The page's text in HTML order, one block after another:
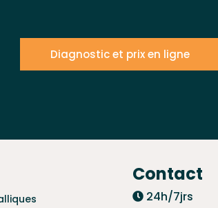
Diagnostic et prix en ligne
Contact
24h/7jrs